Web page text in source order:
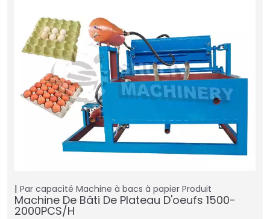
Par capacité Machine à bacs à papier Produit
Machine De Bâti De Plateau D'oeufs 1500-
2000PCS/H